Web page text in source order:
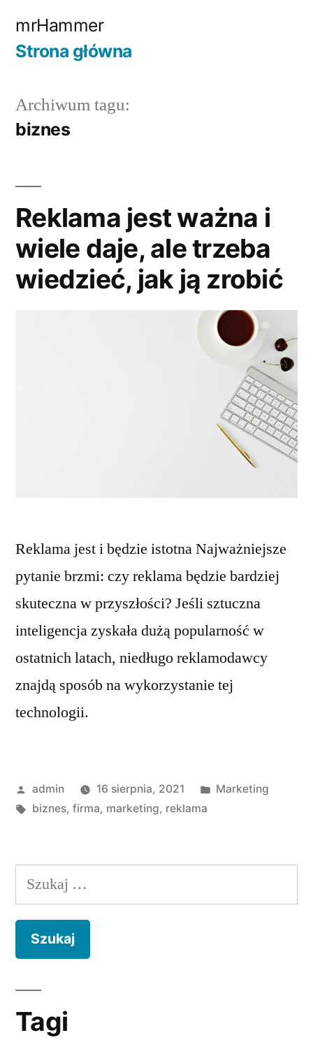
mrHammer
Strona główna
Archiwum tagu:
biznes
Reklama jest ważna i
wiele daje, ale trzeba
wiedzieć, jak ją zrobić
Reklama jest i będzie istotna Najważniejsze
pytanie brzmi: czy reklama będzie bardziej
skuteczna w przyszłości? Jeśli sztuczna
inteligencja zyskała dużą popularność w
ostatnich latach, niedługo reklamodawcy
znajdą sposób na wykorzystanie tej
technologii.
Opublikowane
przez
admin 16 sierpnia, 2021
Opublikowano
Marketing
Tagi:
biznes, firma, marketing, reklama
Szukaj:
Tagi